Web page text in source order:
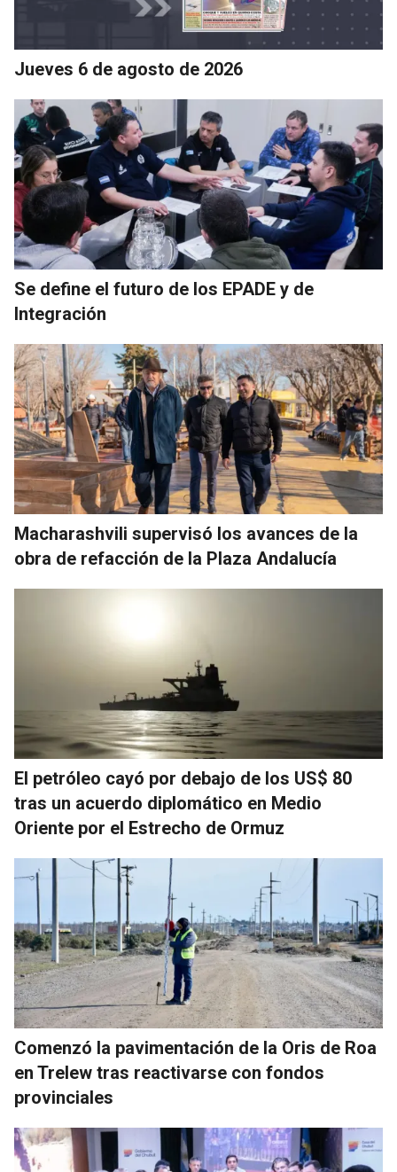
Jueves 6 de agosto de 2026
Se define el futuro de los EPADE y de
Integración
Macharashvili supervisó los avances de la
obra de refacción de la Plaza Andalucía
El petróleo cayó por debajo de los US$ 80
tras un acuerdo diplomático en Medio
Oriente por el Estrecho de Ormuz
Comenzó la pavimentación de la Oris de Roa
en Trelew tras reactivarse con fondos
provinciales